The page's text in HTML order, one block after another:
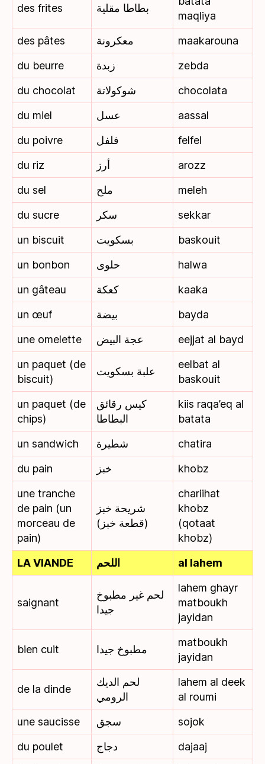
des frites بطاطا مقلية
maqliya
des pâtes
معكرونة
maakarouna
du beurre
زبدة
zebda
du chocolat
شوكولاتة
chocolata
du miel
عسل
aassal
du poivre
فلفل
felfel
du riz
أرز
arozz
du sel
ملح
meleh
du sucre
سكر
sekkar
un biscuit
بسكويت
baskouit
un bonbon
حلوى
halwa
un gâteau
كعكة
kaaka
un œuf
بيضة
bayda
une omelette
عجة البيض
eejjat al bayd
un paquet (de
biscuit)
علبة بسكويت
eelbat al
baskouit
un paquet (de
chips)
كيس رقائق
البطاطا
kiis raqa’eq al
batata
un sandwich
شطيرة
chatira
du pain
خبز
khobz
une tranche
de pain (un
morceau de
pain)
شريحة خبز
(قطعة خبز)
chariihat
khobz
(qotaat
khobz)
LA VIANDE
اللحم al lahem
saignant
لحم غير مطبوخ
جيدا
lahem ghayr
matboukh
jayidan
bien cuit مطبوخ جيدا
matboukh
jayidan
de la dinde
لحم الديك
الرومي
lahem al deek
al roumi
une saucisse
سجق
sojok
du poulet
دجاج
dajaaj